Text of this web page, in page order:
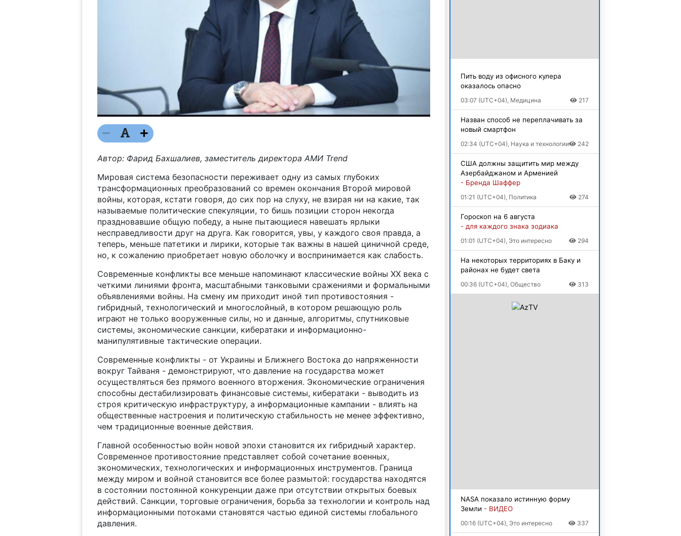
Автор: Фарид Бахшалиев, заместитель директора АМИ Trend
Мировая система безопасности переживает одну из самых глубоких
трансформационных преобразований со времен окончания Второй мировой
войны, которая, кстати говоря, до сих пор на слуху, не взирая ни на какие, так
называемые политические спекуляции, то бишь позиции сторон некогда
праздновавшие общую победу, а ныне пытающиеся навешать ярлыки
несправедливости друг на друга. Как говорится, увы, у каждого своя правда, а
теперь, меньше патетики и лирики, которые так важны в нашей циничной среде,
но, к сожалению приобретает новую оболочку и воспринимается как слабость.
Современные конфликты все меньше напоминают классические войны XX века с
четкими линиями фронта, масштабными танковыми сражениями и формальными
объявлениями войны. На смену им приходит иной тип противостояния -
гибридный, технологический и многослойный, в котором решающую роль
играют не только вооруженные силы, но и данные, алгоритмы, спутниковые
системы, экономические санкции, кибератаки и информационно-
манипулятивные тактические операции.
Современные конфликты - от Украины и Ближнего Востока до напряженности
вокруг Тайваня - демонстрируют, что давление на государства может
осуществляться без прямого военного вторжения. Экономические ограничения
способны дестабилизировать финансовые системы, кибератаки - выводить из
строя критическую инфраструктуру, а информационные кампании - влиять на
общественные настроения и политическую стабильность не менее эффективно,
чем традиционные военные действия.
Главной особенностью войн новой эпохи становится их гибридный характер.
Современное противостояние представляет собой сочетание военных,
экономических, технологических и информационных инструментов. Граница
между миром и войной становится все более размытой: государства находятся
в состоянии постоянной конкуренции даже при отсутствии открытых боевых
действий. Санкции, торговые ограничения, борьба за технологии и контроль над
информационными потоками становятся частью единой системы глобального
давления.
Пить воду из офисного кулера
оказалось опасно
03:07 (UTC+04), Медицина 217
Назван способ не переплачивать за
новый смартфон
02:34 (UTC+04), Наука и технологии 242
США должны защитить мир между
Азербайджаном и Арменией
- Бренда Шаффер
01:21 (UTC+04), Политика 274
Гороскоп на 6 августа
- для каждого знака зодиака
01:01 (UTC+04), Это интересно 294
На некоторых территориях в Баку и
районах не будет света
00:36 (UTC+04), Общество 313
NASA показало истинную форму
Земли - ВИДЕО
00:16 (UTC+04), Это интересно 337